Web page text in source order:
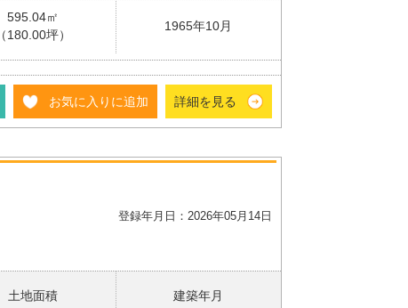
595.04㎡
（180.00坪）
1965年10月
お気に入りに追加 詳細を見る
登録年月日：2026年05月14日
土地面積 建築年月